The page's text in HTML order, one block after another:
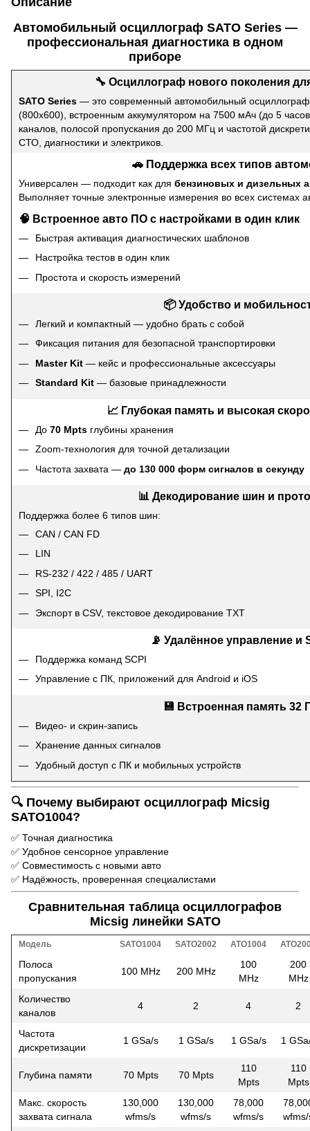
Автомобильный осциллограф SATO Series —
профессиональная диагностика в одном
приборе
🔧 Осциллограф нового поколения
SATO Series — это современный автомобильный
(800x600), встроенным аккумулятором на 7500 мАч (до 5
каналов, полосой пропускания до 200 МГц и частотой
СТО, диагностики и электриков.
🚗 Поддержка всех типов
Универсален — подходит как для бензиновых и дизельных
Выполняет точные электронные измерения во всех системах
🧠 Встроенное авто ПО с настройками в один клик
Быстрая активация диагностических шаблонов
Настройка тестов в один клик
Простота и скорость измерений
📦 Удобство и
Легкий и компактный — удобно брать с собой
Фиксация питания для безопасной транспортировки
Master Kit — кейс и профессиональные аксессуары
Standard Kit — базовые принадлежности
📈 Глубокая память и высокая
До 70 Mpts глубины хранения
Zoom-технология для точной детализации
Частота захвата — до 130 000 форм сигналов в секунду
📊 Декодирование шин и
Поддержка более 6 типов шин:
CAN / CAN FD
LIN
RS-232 / 422 / 485 / UART
SPI, I2C
Экспорт в CSV, текстовое декодирование TXT
📡 Удалённое управление и
Поддержка команд SCPI
Управление с ПК, приложений для Android и iOS
💾 Встроенная память 32
Видео- и скрин-запись
Хранение данных сигналов
Удобный доступ с ПК и мобильных устройств
🔍 Почему выбирают осциллограф Micsig
SATO1004?
✅ Точная диагностика
✅ Удобное сенсорное управление
✅ Совместимость с новыми авто
✅ Надёжность, проверенная специалистами
Сравнительная таблица осциллографов
Micsig линейки SATO
Модель SATO1004 SATO2002 ATO1004
Полоса
пропускания
100 MHz 200 MHz
100
MHz
200
MHz
Количество
каналов
4 2 4 2
Частота
дискретизации
1 GSa/s 1 GSa/s 1 GSa/s 1
Глубина памяти 70 Mpts 70 Mpts
110
Mpts
110
Mpts
Макс. скорость
захвата сигнала
130,000
wfms/s
130,000
wfms/s
78,000
wfms/s